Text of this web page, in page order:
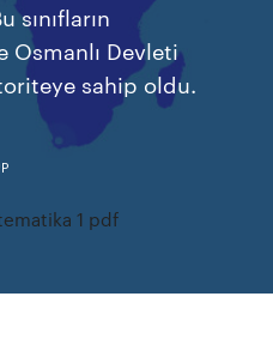
sınıfların
Devleti
sahip oldu.
1 pdf